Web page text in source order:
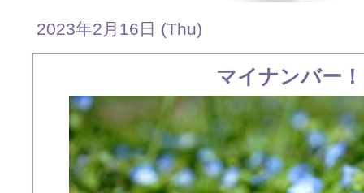
2023年2月16日 (Thu)
マイナンバー！